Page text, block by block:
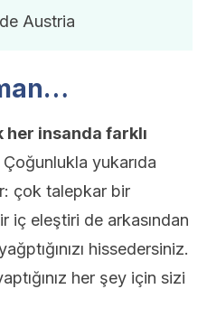
Austria
her insanda farklı
Çoğunlukla yukarıda
çok talepkar bir
iç eleştiri de arkasından
hissedersiniz.
her şey için sizi